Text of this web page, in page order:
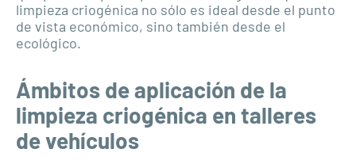
limpieza criogénica no sólo es ideal desde el punto
de vista económico, sino también desde el
ecológico.
Ámbitos de aplicación de la
limpieza criogénica en talleres
de vehículos